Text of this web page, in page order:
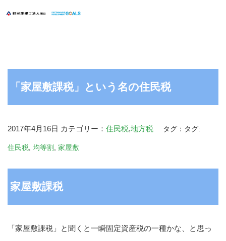
「家屋敷課税」という名の住民税
2017年4月16日 カテゴリー： 住民税,地方税 タグ：タグ:
住民税 均等割 家屋敷
家屋敷課税
「家屋敷課税」と聞くと一瞬固定資産税の一種かな、と思っ